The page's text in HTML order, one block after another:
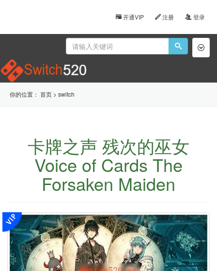
开通VIP 注册 登录
你的位置： 首页 > switch
卡牌之声 残次的巫女
Voice of Cards The
Forsaken Maiden